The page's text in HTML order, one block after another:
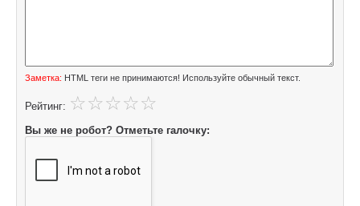
Заметка: HTML теги не принимаются! Используйте обычный текст.
Рейтинг:
Вы же не робот? Отметьте галочку: